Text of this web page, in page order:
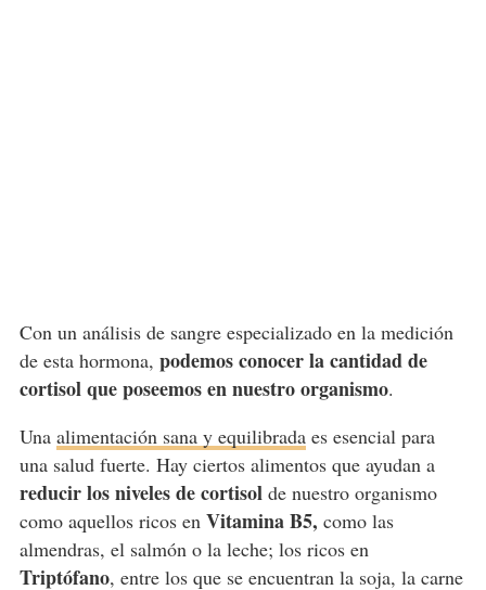
Con un análisis de sangre especializado en la medición
de esta hormona, podemos conocer la cantidad de
cortisol que poseemos en nuestro organismo.
Una alimentación sana y equilibradaes esencial para
una salud fuerte. Hay ciertos alimentos que ayudan a
reducir los niveles de cortisol de nuestro organismo
como aquellos ricos en Vitamina B5, como las
almendras, el salmón o la leche; los ricos en
Triptófano, entre los que se encuentran la soja, la carne